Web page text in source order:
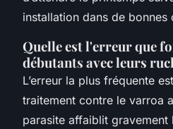
installation dans de bonnes
Quelle est l'erreur que
débutants avec leurs
L’erreur la plus fréquente
traitement contre le varroa
parasite affaiblit gravement